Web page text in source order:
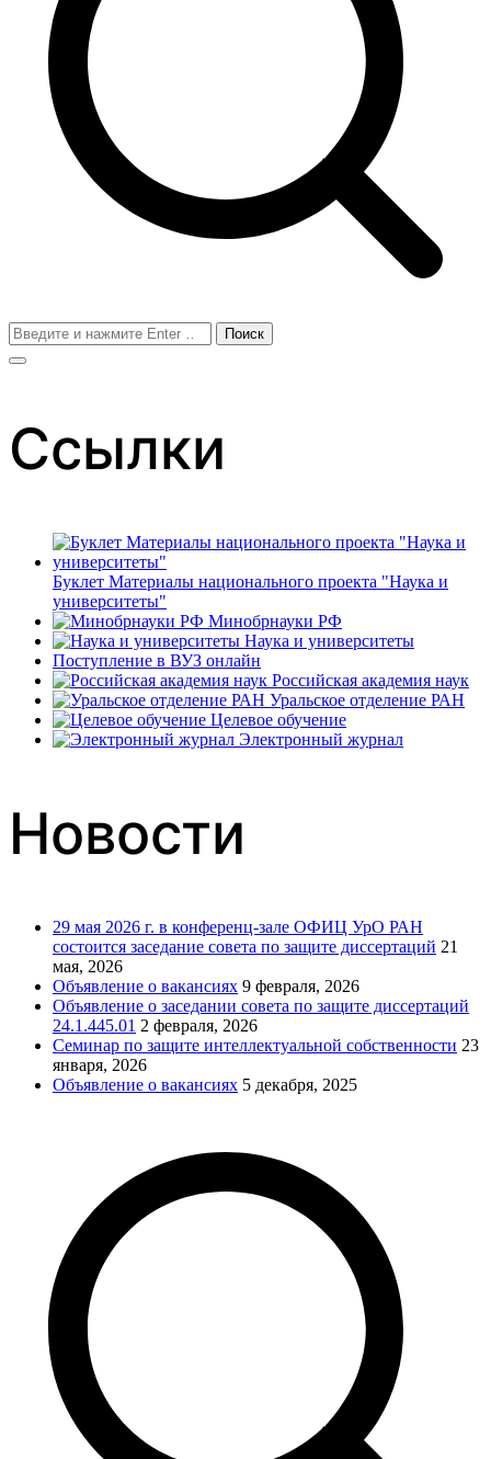
Поиск
для:
Ссылки
Буклет Материалы национального проекта "Наука и
университеты"
Минобрнауки РФ
Наука и университеты
Поступление в ВУЗ онлайн
Российская академия наук
Уральское отделение РАН
Целевое обучение
Электронный журнал
Новости
29 мая 2026 г. в конференц-зале ОФИЦ УрО РАН
состоится заседание совета по защите диссертаций 21
мая, 2026
Объявление о вакансиях 9 февраля, 2026
Объявление о заседании совета по защите диссертаций
24.1.445.01 2 февраля, 2026
Семинар по защите интеллектуальной собственности 23
января, 2026
Объявление о вакансиях 5 декабря, 2025